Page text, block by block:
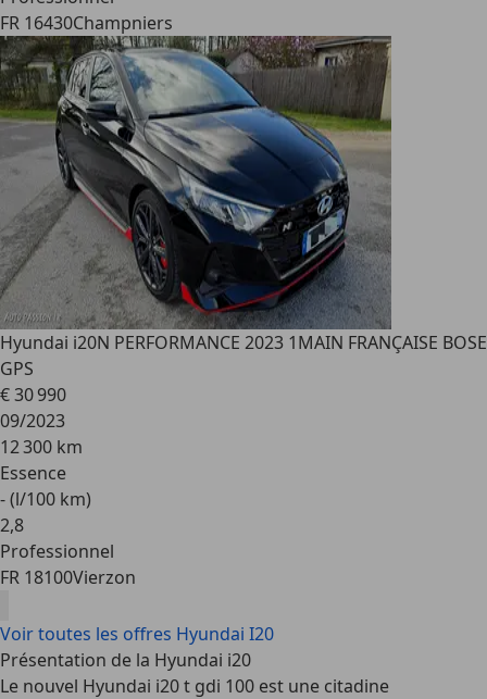
FR 16430Champniers
Hyundai i20N PERFORMANCE 2023 1MAIN FRANÇAISE BOSE
GPS
€ 30 990
09/2023
12 300 km
Essence
- (l/100 km)
2,8
Professionnel
FR 18100Vierzon
Voir toutes les offres Hyundai I20
Présentation de la Hyundai i20
Le nouvel Hyundai i20 t gdi 100 est une citadine